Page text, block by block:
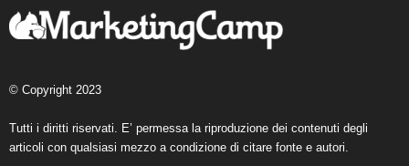
© Copyright 2023
Tutti i diritti riservati. E’ permessa la riproduzione dei contenuti degli
articoli con qualsiasi mezzo a condizione di citare fonte e autori.